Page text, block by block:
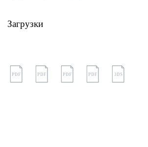
Загрузки
PDF PDF PDF PDF 3DS